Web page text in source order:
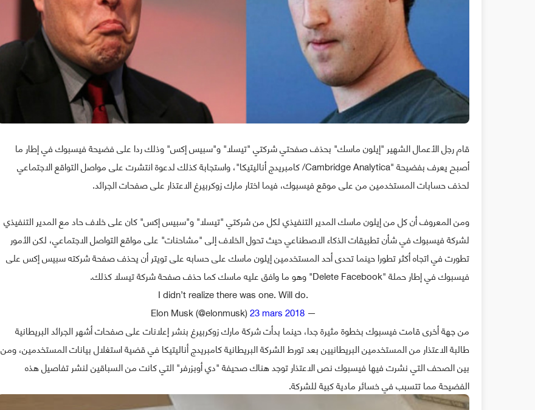
قام رجل الأعمال الشهير "إيلون ماسك" بحذف صفحتي شركتي "تيسلا" و"سبيس إكس" وذلك ردا على فضيحة فيسبوك في إطار ما
أصبح يعرف بفضيحة "Cambridge Analytica/ كامبريدج أناليتيكا"، واستجابة كذلك لدعوة انتشرت على مواصل التواقع الاجتماعي
لحذف حسابات المستخدمين من على موقع فيسبوك، فيما اختار مارك زوكربيرغ الاعتذار على صفحات الجرائد.
ومن المعروف أن كل من إيلون ماسك المدير التنفيذي لكل من شركتي "تيسلا" و"سبيس إكس" كان على خلاف حاد مع المدير التنفيذي
لشركة فيسبوك في شأن تطبيقات الذكاء الاصطناعي حيث تحول الخلاف إلى "مشاحنات" على مواقع التواصل الاجتماعي، لكن الأمور
تطورت في اتجاه أكثر تطورا حينما تحدى أحد المستخدمين إيلون ماسك على حسابه على تويتر أن يحذف صفحة شركته سبيس إكس على
فيسبوك في إطار حملة "Delete Facebook" وهو ما وافق عليه ماسك كما حذف صفحة شركة تيسلا كذلك.
I didn’t realize there was one. Will do.
— Elon Musk (@elonmusk)
23 mars 2018
من جهة أخرى قامت فيسبوك بخطوة مثيرة جدا، حينما بدأت شركة مارك زوكربيرغ بنشر إعلانات على صفحات أشهر الجرائد البريطانية
طالبة الاعتذار من المستخدمين البريطانيين بعد تورط الشركة البريطانية كامبريدج أناليتيكا في قضية استغلال بيانات المستخدمين، ومن
بين الصحف التي نشرت فيها فيسبوك نص الاعتذار توجد هناك صحيفة "دي أوبزرفر" التي كانت من السباقين لنشر تفاصيل هذه
الفضيحة مما تتسبب في خسائر مادية كبية للشركة.